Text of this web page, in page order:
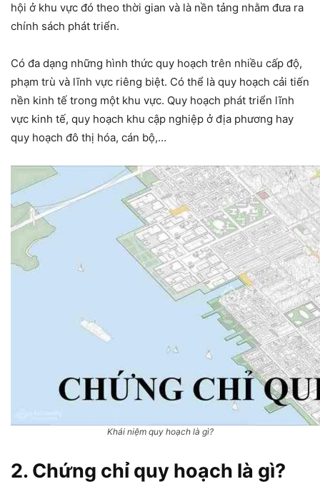
hội ở khu vực đó theo thời gian và là nền tảng nhằm đưa ra
chính sách phát triển.
Có đa dạng những hình thức quy hoạch trên nhiều cấp độ,
phạm trù và lĩnh vực riêng biệt. Có thể là quy hoạch cải tiến
nền kinh tế trong một khu vực. Quy hoạch phát triển lĩnh
vực kinh tế, quy hoạch khu cập nghiệp ở địa phương hay
quy hoạch đô thị hóa, cán bộ,…
Khái niệm quy hoạch là gì?
2. Chứng chỉ quy hoạch là gì?